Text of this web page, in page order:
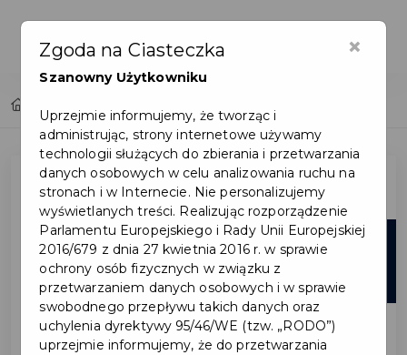
06
×
Zgoda na Ciasteczka
Szanowny Użytkowniku
Uprzejmie informujemy, że tworząc i
administrując, strony internetowe używamy
technologii służących do zbierania i przetwarzania
danych osobowych w celu analizowania ruchu na
stronach i w Internecie. Nie personalizujemy
wyświetlanych treści. Realizując rozporządzenie
Parlamentu Europejskiego i Rady Unii Europejskiej
2016/679 z dnia 27 kwietnia 2016 r. w sprawie
ochrony osób fizycznych w związku z
przetwarzaniem danych osobowych i w sprawie
swobodnego przepływu takich danych oraz
uchylenia dyrektywy 95/46/WE (tzw. „RODO”)
uprzejmie informujemy, że do przetwarzania